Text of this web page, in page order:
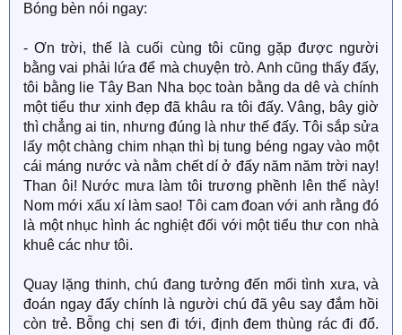
Bóng bèn nói ngay:
- Ơn trời, thế là cuối cùng tôi cũng gặp được người
bằng vai phải lứa để mà chuyện trò. Anh cũng thấy đấy,
tôi bằng lie Tây Ban Nha bọc toàn bằng da dê và chính
một tiểu thư xinh đẹp đã khâu ra tôi đấy. Vâng, bây giờ
thì chẳng ai tin, nhưng đúng là như thế đấy. Tôi sắp sửa
lấy một chàng chim nhạn thì bị tung béng ngay vào một
cái máng nước và nằm chết dí ở đấy năm năm trời nay!
Than ôi! Nước mưa làm tôi trương phềnh lên thế này!
Nom mới xấu xí làm sao! Tôi cam đoan với anh rằng đó
là một nhục hình ác nghiệt đối với một tiểu thư con nhà
khuê các như tôi.
Quay lặng thinh, chú đang tưởng đến mối tình xưa, và
đoán ngay đấy chính là người chú đã yêu say đắm hồi
còn trẻ. Bỗng chị sen đi tới, định đem thùng rác đi đổ.